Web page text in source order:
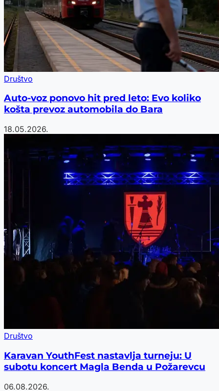
Društvo
Auto-voz ponovo hit pred leto: Evo koliko
košta prevoz automobila do Bara
18.05.2026.
Društvo
Karavan YouthFest nastavlja turneju: U
subotu koncert Magla Benda u Požarevcu
06.08.2026.